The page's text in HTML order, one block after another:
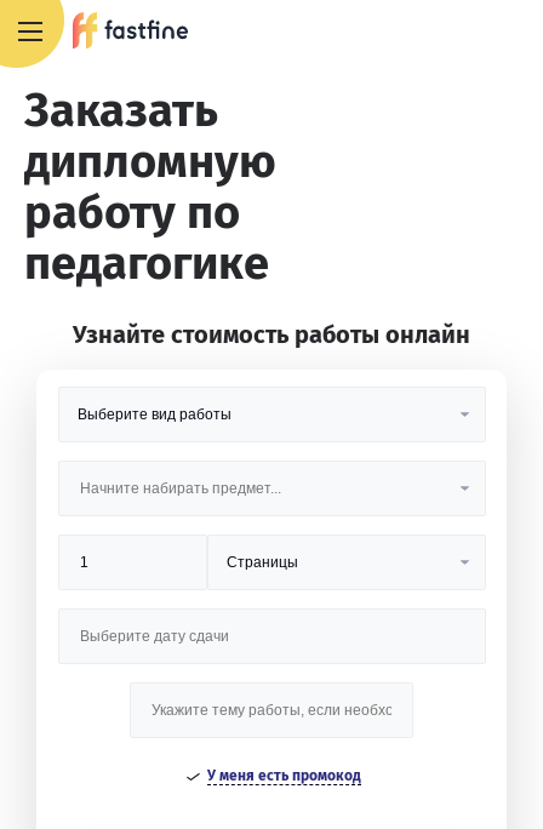
Заказать
дипломную
работу по
педагогике
Узнайте стоимость работы онлайн
У меня есть промокод